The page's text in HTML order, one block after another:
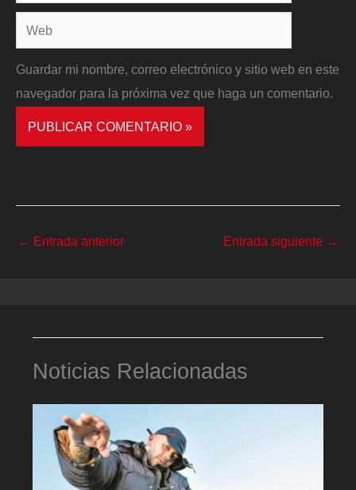
Web
Guardar mi nombre, correo electrónico y sitio web en este
navegador para la próxima vez que haga un comentario.
← Entrada anterior Entrada siguiente →
Noticias Relacionadas